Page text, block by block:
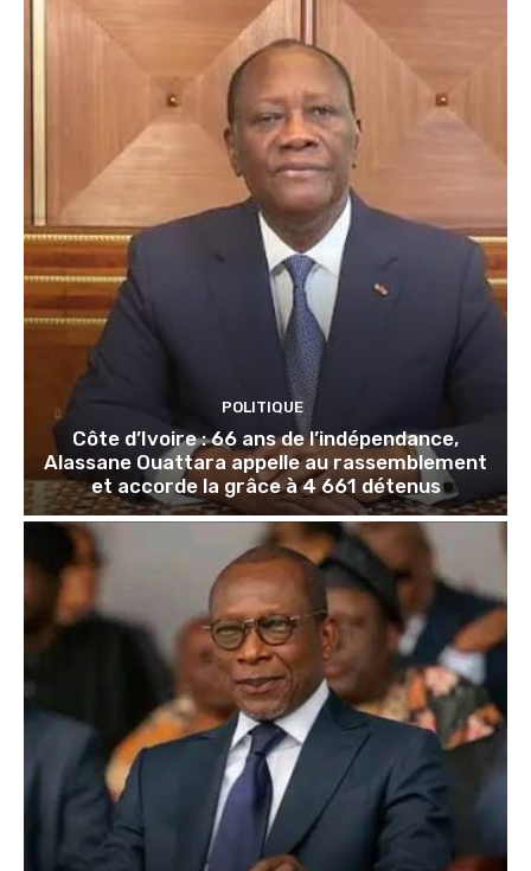
POLITIQUE
Côte d’Ivoire : 66 ans de l’indépendance,
Alassane Ouattara appelle au rassemblement
et accorde la grâce à 4 661 détenus